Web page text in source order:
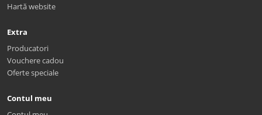
Hartă website
Extra
Producatori
Vouchere cadou
Oferte speciale
Contul meu